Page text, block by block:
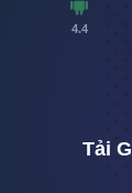
4.4
Tải